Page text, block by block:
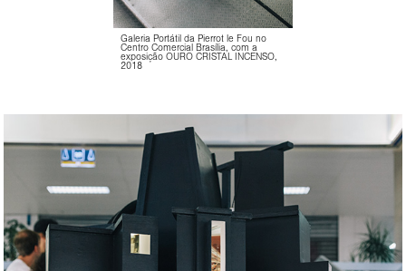
Galeria Portátil da Pierrot le Fou no
Centro Comercial Brasília, com a
exposição OURO CRISTAL INCENSO,
2018